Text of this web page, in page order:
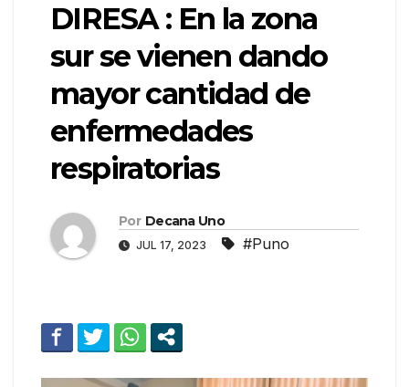
DIRESA : En la zona
sur se vienen dando
mayor cantidad de
enfermedades
respiratorias
Por Decana Uno
JUL 17, 2023 #Puno